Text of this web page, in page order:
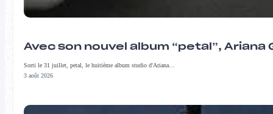
Avec son nouvel album “petal”,
Sorti le 31 juillet, petal, le huitième album studio d'Ariana…
3 août 2026